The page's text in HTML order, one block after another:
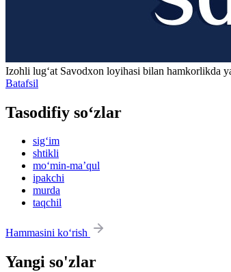
Izohli lugʻat Savodxon loyihasi bilan hamkorlikda
Batafsil
Tasodifiy so‘zlar
sig‘im
shtikli
mo‘min-maʼqul
ipakchi
murda
taqchil
Hammasini ko‘rish
Yangi so'zlar